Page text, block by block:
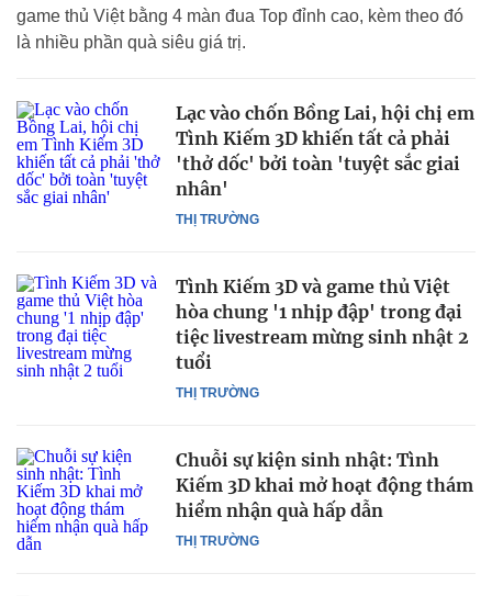
game thủ Việt bằng 4 màn đua Top đỉnh cao, kèm theo đó
là nhiều phần quà siêu giá trị.
THỊ TRƯỜNG
Lạc vào chốn Bồng Lai, hội chị em
Tình Kiếm 3D khiến tất cả phải
'thở dốc' bởi toàn 'tuyệt sắc giai
nhân'
THỊ TRƯỜNG
Tình Kiếm 3D và game thủ Việt
hòa chung '1 nhịp đập' trong đại
tiệc livestream mừng sinh nhật 2
tuổi
THỊ TRƯỜNG
Chuỗi sự kiện sinh nhật: Tình
Kiếm 3D khai mở hoạt động thám
hiểm nhận quà hấp dẫn